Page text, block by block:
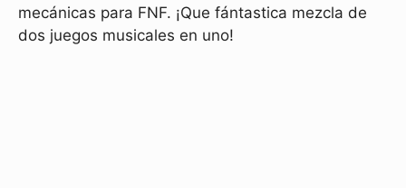
mecánicas para FNF. ¡Que fántastica mezcla de
dos juegos musicales en uno!